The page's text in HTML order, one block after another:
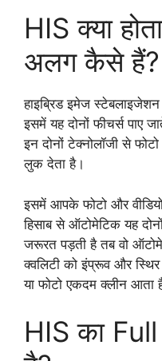
HIS क्या
अलग कैसे हैं?
हाइब्रिड इमेज
इसमें यह दोनों फीचर्स पाए
इन दोनों टेक्नोलॉजी से
लुक देता है।
इसमें आपके फोटो और
हिसाब से ऑटोमेटिक यह
जरूरत पड़ती है तब वो
क्वलिटी को इंप्रूव और
या फोटो एकदम क्लीन आता
HIS का Full